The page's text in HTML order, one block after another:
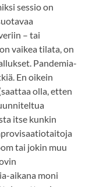
sessio on
– tai
vaikea tilata, on
Pandemia-
En oikein
olla, etten
itse kunkin
tai jokin muu
aikana moni